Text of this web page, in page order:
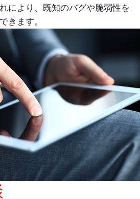
により、既知のバグや脆弱性を
きます。